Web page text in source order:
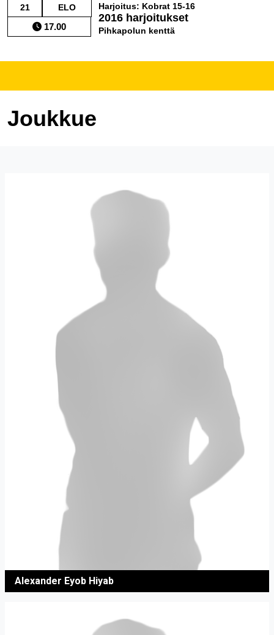
21 ELO
17.00
Harjoitus: Kobrat 15-16
2016 harjoitukset
Pihkapolun kenttä
Joukkue
Alexander Eyob Hiyab